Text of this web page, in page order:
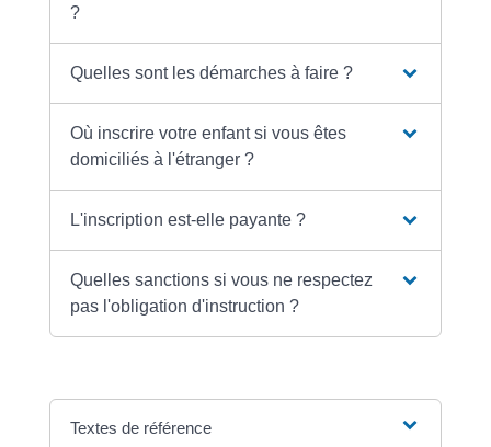
?
Quelles sont les démarches à faire ?
Où inscrire votre enfant si vous êtes
domiciliés à l'étranger ?
L'inscription est-elle payante ?
Quelles sanctions si vous ne respectez
pas l'obligation d'instruction ?
Textes de référence